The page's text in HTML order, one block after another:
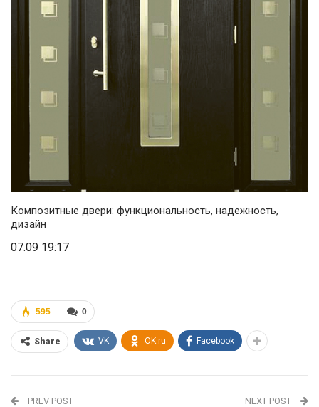
Композитные двери: функциональность, надежность,
дизайн
07.09 19:17
0
595
Share VK OK.ru Facebook
PREV POST NEXT POST